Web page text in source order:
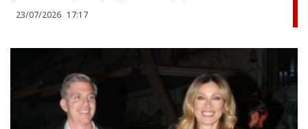
23/07/2026 17:17